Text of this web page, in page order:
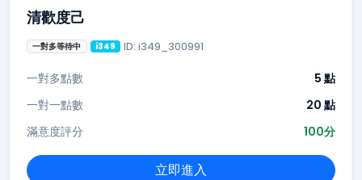
清歡度己
一對多等待中 i349 ID: i349_300991
一對多點數
5 點
一對一點數
20 點
滿意度評分
100分
立即進入